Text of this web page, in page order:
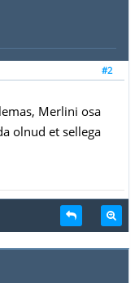
#2
Merlini osa
olnud et sellega